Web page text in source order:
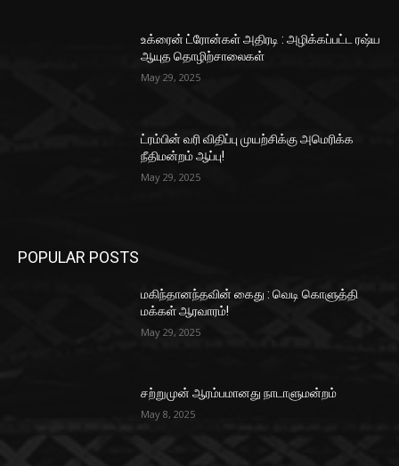
உக்ரைன் ட்ரோன்கள் அதிரடி : அழிக்கப்பட்ட ரஷ்ய
ஆயுத தொழிற்சாலைகள்
May 29, 2025
ட்ரம்பின் வரி விதிப்பு முயற்சிக்கு அமெரிக்க
நீதிமன்றம் ஆப்பு!
May 29, 2025
POPULAR POSTS
மகிந்தானந்தவின் கைது : வெடி கொளுத்தி
மக்கள் ஆரவாரம்!
May 29, 2025
சற்றுமுன் ஆரம்பமானது நாடாளுமன்றம்
May 8, 2025